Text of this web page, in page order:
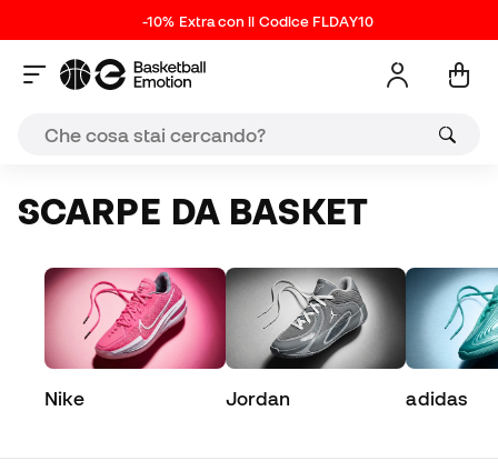
-10% Extra con il Codice FLDAY10
SCARPE DA BASKET
Nike Jordan adidas